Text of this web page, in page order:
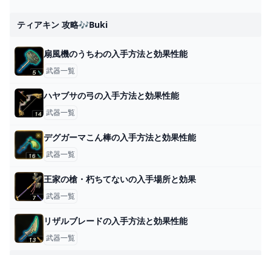
ティアキン 攻略🎶buki
扇風機のうちわの入手方法と効果性能
武器一覧
ハヤブサの弓の入手方法と効果性能
武器一覧
デグガーマこん棒の入手方法と効果性能
武器一覧
王家の槍・朽ちてないの入手場所と効果
武器一覧
リザルブレードの入手方法と効果性能
武器一覧